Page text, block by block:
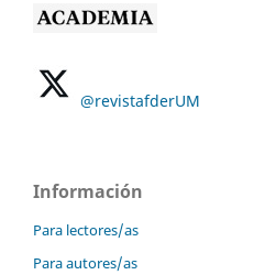
@revistafderUM
Información
Para lectores/as
Para autores/as